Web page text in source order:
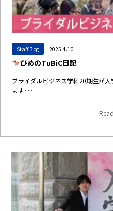
Staff Blog 2025.4.10
ひめのTuBiC日記
ブライダルビジネス学科20期生が
ます･･･